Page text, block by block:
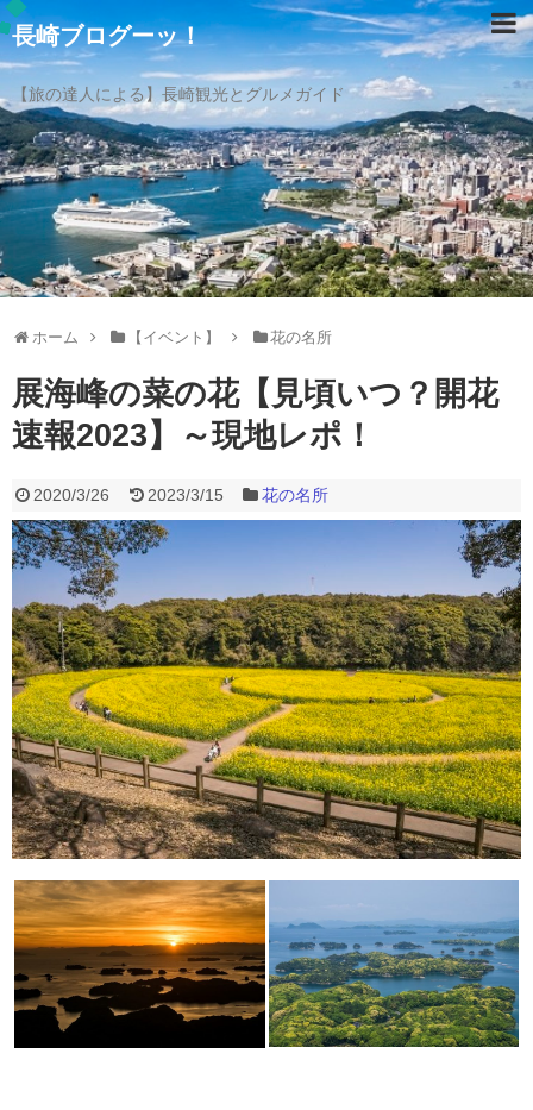
長崎ブログーッ！
【旅の達人による】長崎観光とグルメガイド
ホーム 【イベント】 花の名所
展海峰の菜の花【見頃いつ？開花
速報2023】～現地レポ！
2020/3/26 2023/3/15 花の名所